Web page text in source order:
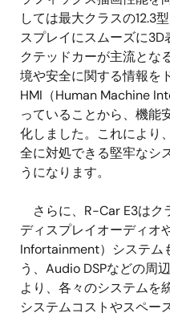
しては最大クラスの12.3
スプレイにスムーズに
クテッドカーが主流とな
境や安全に関する情報を
HMI（Human Machine
っていることから、機能
化しました。これにより
全に対処できる堅牢なシ
うになります。
さらに、R-Car E3はク
ディスプレイオーディオ
Infortainment）システム
う、Audio DSPなどの周
より、各々のシステムを
システムコストやスペー